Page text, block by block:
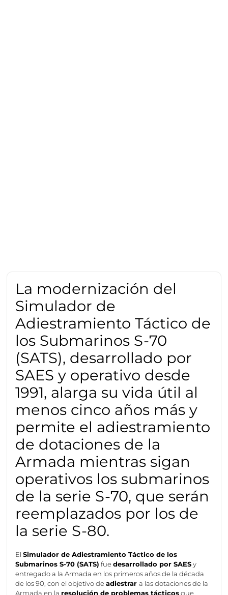
La modernización del
Simulador de
Adiestramiento Táctico de
los Submarinos S-70
(SATS), desarrollado por
SAES y operativo desde
1991, alarga su vida útil al
menos cinco años más y
permite el adiestramiento
de dotaciones de la
Armada mientras sigan
operativos los submarinos
de la serie S-70, que serán
reemplazados por los de
la serie S-80.
ElSimulador de Adiestramiento Táctico de los
Submarinos S-70 (SATS) fuedesarrollado por SAESy
entregado a la Armada en los primeros años de la década
de los 90, con el objetivo deadiestrara las dotaciones de la
Armada en la resolución de problemas tácticosque